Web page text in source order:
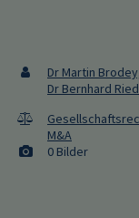
Dr Martin
Dr Bernhard
M&A
0 Bilder